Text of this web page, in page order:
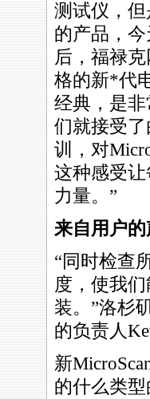
测试仪，
的产品，今
后，福禄
格的新*代
经典，是
们就接受
训，对
这种感受让
力量。”
来自用户
“同时检查
度，使我
装。”洛杉
的负责人
新
的什么类型